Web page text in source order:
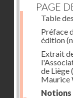
PAGE
Table
Préface
édition
Extrait
de Liège
Maurice